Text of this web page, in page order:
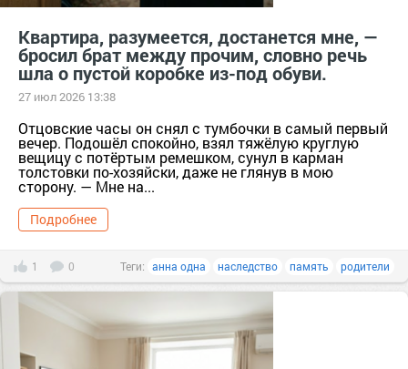
Квартира, разумеется, достанется мне, —
бросил брат между прочим, словно речь
шла о пустой коробке из-под обуви.
27 июл 2026 13:38
Отцовские часы он снял с тумбочки в самый первый
вечер. Подошёл спокойно, взял тяжёлую круглую
вещицу с потёртым ремешком, сунул в карман
толстовки по-хозяйски, даже не глянув в мою
сторону. — Мне на...
Подробнее
1 0 Теги: анна одна наследство память родители